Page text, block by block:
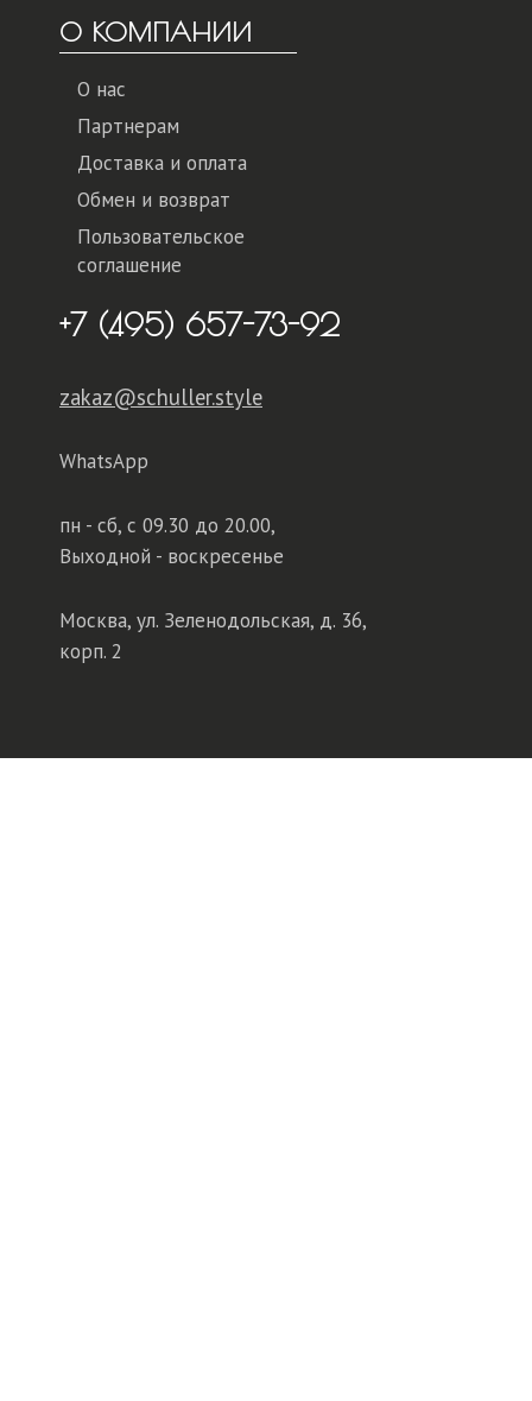
О КОМПАНИИ
О нас
Партнерам
Доставка и оплата
Обмен и возврат
Пользовательское
соглашение
+7 (495) 657-73-92
zakaz@schuller.style
WhatsApp
пн - сб, с 09.30 до 20.00,
Выходной - воскресенье
Москва, ул. Зеленодольская, д. 36,
корп. 2